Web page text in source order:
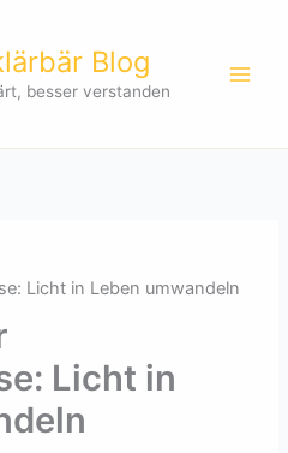
Blog
besser verstanden
Licht in Leben umwandeln
Licht in